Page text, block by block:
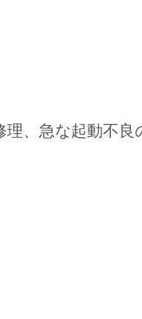
、急な起動不良